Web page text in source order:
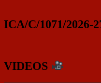
ICA/C/1071/2026-
VIDEOS